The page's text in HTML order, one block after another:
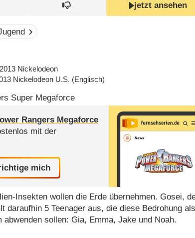
jetzt ansehen
Nickelodeon
Nickelodeon U.S. (Englisch)
Super Megaforce
Rangers Megaforce
mit der
mich
Insekten wollen die Erde übernehmen. Gosei,
daraufhin 5 Teenager aus, die diese Bedrohung als
abwenden sollen: Gia, Emma, Jake und Noah.